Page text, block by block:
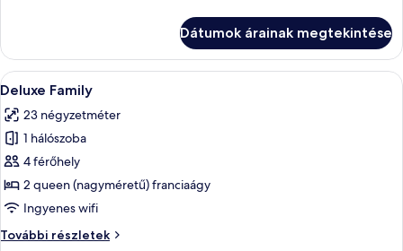
részletei
Dátumok árainak megtekintése
A
következő
szoba
összes
képének
megtekintése:
Deluxe
Egy szállodai szoba két ágyjal,
16
Deluxe Family
23 négyzetméter
1 hálószoba
4 férőhely
2 queen (nagyméretű) franciaágy
Ingyenes wifi
További részletek
Deluxe